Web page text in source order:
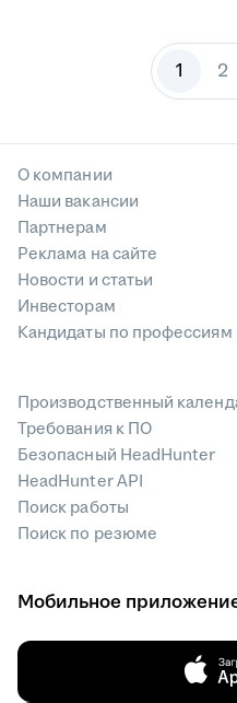
1 2
О компании
Наши вакансии
Партнерам
Реклама на сайте
Новости и статьи
Инвесторам
Кандидаты по профессиям
Производственный
Требования к ПО
Безопасный HeadHunter
HeadHunter API
Поиск работы
Поиск по резюме
Мобильное